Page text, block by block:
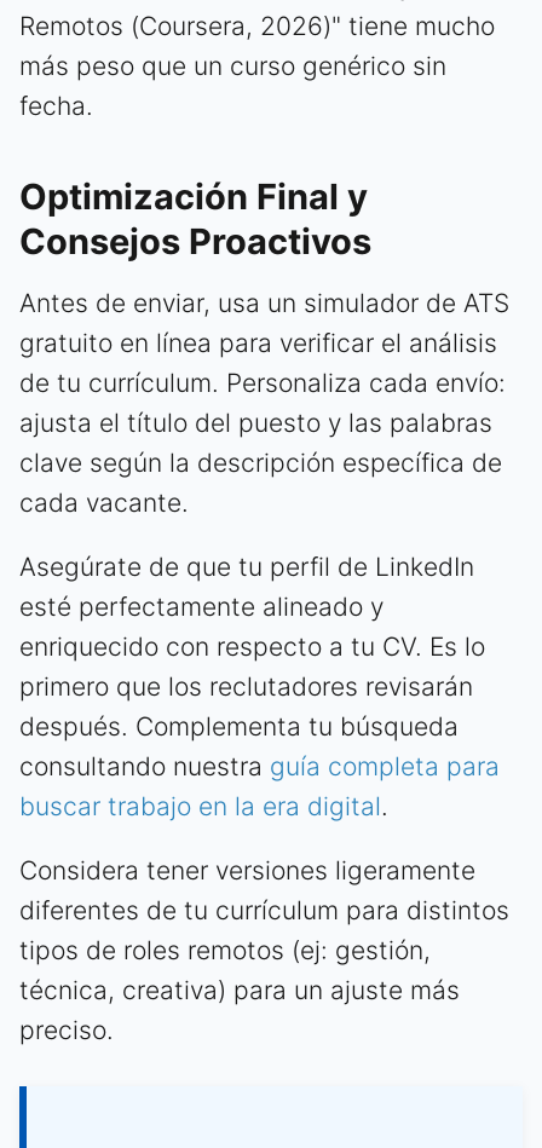
Remotos (Coursera, 2026)" tiene mucho
más peso que un curso genérico sin
fecha.
Optimización Final y
Consejos Proactivos
Antes de enviar, usa un simulador de ATS
gratuito en línea para verificar el análisis
de tu currículum. Personaliza cada envío:
ajusta el título del puesto y las palabras
clave según la descripción específica de
cada vacante.
Asegúrate de que tu perfil de LinkedIn
esté perfectamente alineado y
enriquecido con respecto a tu CV. Es lo
primero que los reclutadores revisarán
después. Complementa tu búsqueda
consultando nuestra guía completa para
buscar trabajo en la era digital.
Considera tener versiones ligeramente
diferentes de tu currículum para distintos
tipos de roles remotos (ej: gestión,
técnica, creativa) para un ajuste más
preciso.